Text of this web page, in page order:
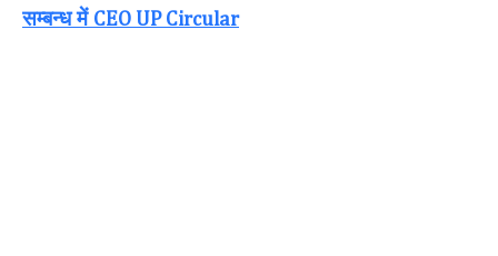
सम्बन्ध में CEO UP Circular